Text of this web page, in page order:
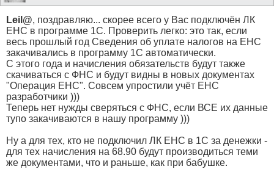
Leil@, поздравляю... скорее всего у Вас подключён ЛК
ЕНС в программе 1С. Проверить легко: это так, если
весь прошлый год Сведения об уплате налогов на ЕНС
закачивались в программу 1С автоматически.
С этого года и начисления обязательств будут также
скачиваться с ФНС и будут видны в новых документах
"Операция ЕНС". Совсем упростили учёт ЕНС
разработчики )))
Теперь нет нужды сверяться с ФНС, если ВСЕ их данные
тупо закачиваются в нашу программу )))
Ну а для тех, кто не подключил ЛК ЕНС в 1С за денежки -
для тех начисления на 68.90 будут производиться теми
же документами, что и раньше, как при бабушке.